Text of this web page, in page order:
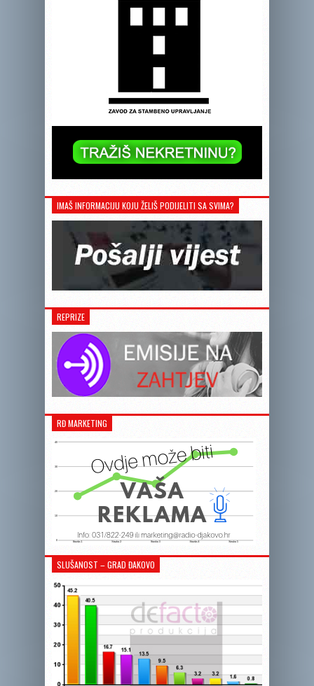
IMAŠ INFORMACIJU KOJU ŽELIŠ PODIJELITI SA SVIMA?
REPRIZE
RĐ MARKETING
SLUŠANOST – GRAD ĐAKOVO